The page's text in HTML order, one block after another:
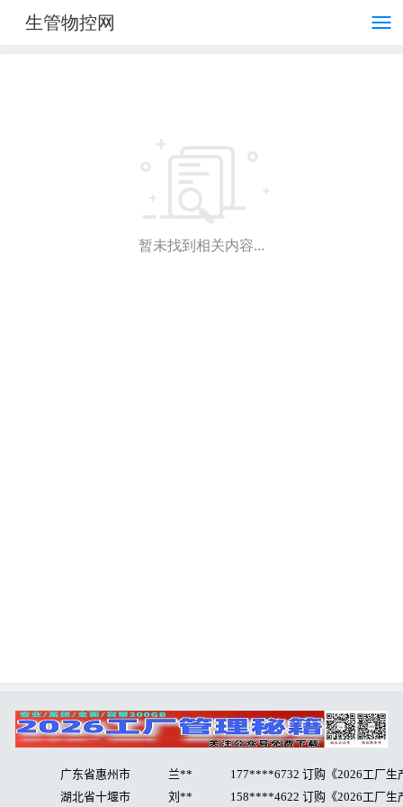
生管物控网
暂未找到相关内容...